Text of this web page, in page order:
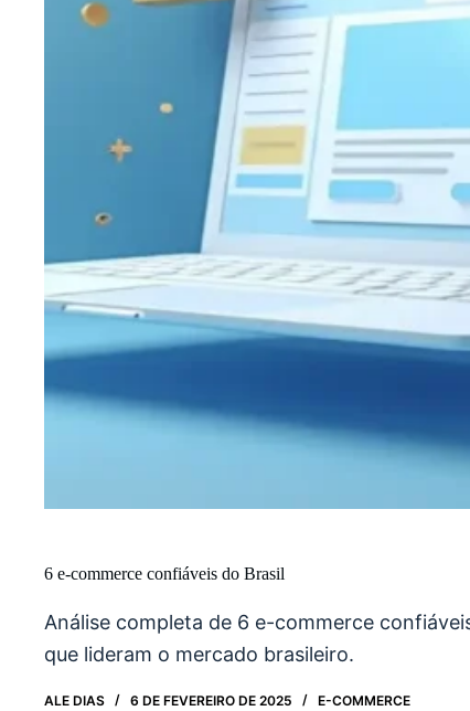
6 e-commerce confiáveis do Brasil
Análise completa de 6 e-commerce
que lideram o mercado brasileiro.
ALE DIAS 6 DE FEVEREIRO DE 2025 E-COMMERCE